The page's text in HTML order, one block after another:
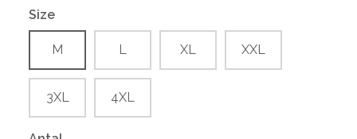
Size
M L XL XXL
3XL 4XL